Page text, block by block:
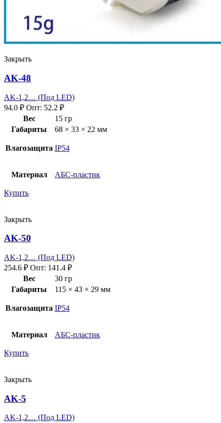
Закрыть
AK-48
AK-1,2… (Под LED)
94.0 ₽ Опт: 52.2 ₽
Вес
15 гр
Габариты
68 × 33 × 22 мм
Влагозащита IP54
Материал АБС-пластик
Купить
Закрыть
AK-50
AK-1,2… (Под LED)
254.6 ₽ Опт: 141.4 ₽
Вес
30 гр
Габариты
115 × 43 × 29 мм
Влагозащита IP54
Материал АБС-пластик
Купить
Закрыть
AK-5
AK-1,2… (Под LED)